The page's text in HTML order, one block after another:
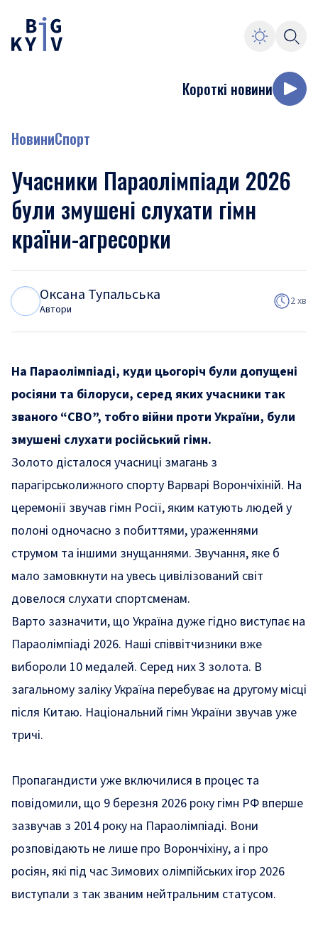
Короткі новини
НовиниСпорт
Учасники Параолімпіади 2026
були змушені слухати гімн
країни-агресорки
Оксана Тупальська
Автори
2 хв
На Параолімпіаді, куди цьогоріч були допущені
росіяни та білоруси, серед яких учасники так
званого “СВО”, тобто війни проти України, були
змушені слухати російський гімн.
Золото дісталося учасниці змагань з
парагірськолижного спорту Варварі Ворончіхіній. На
церемонії звучав гімн Росії, яким катують людей у
полоні одночасно з побиттями, ураженнями
струмом та іншими знущаннями. Звучання, яке б
мало замовкнути на увесь цивілізований світ
довелося слухати спортсменам.
Варто зазначити, що Україна дуже гідно виступає на
Параолімпіаді 2026. Наші співвітчизники вже
вибороли 10 медалей. Серед них 3 золота. В
загальному заліку Україна перебуває на другому місці
після Китаю. Національний гімн України звучав уже
тричі.
Пропагандисти уже включилися в процес та
повідомили, що 9 березня 2026 року гімн РФ вперше
зазвучав з 2014 року на Параолімпіаді. Вони
розповідають не лише про Ворончіхіну, а і про
росіян, які під час Зимових олімпійських ігор 2026
виступали з так званим нейтральним статусом.